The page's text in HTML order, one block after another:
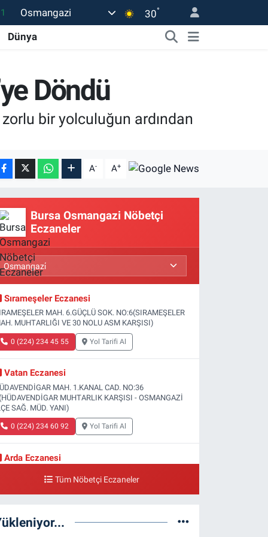
Osmangazi 30°
Dünya
Döndü
zorlu bir yolculuğun ardından
A- A+
Bursa Osmangazi Nöbetçi
Eczaneler
Sırameşeler Eczanesi
MAH. 6.GÜÇLÜ SOK. NO:6(SIRAMEŞELER
MUHTARLIĞI VE 30 NOLU ASM KARŞISI)
0 (224) 234 45 55 Yol Tarifi Al
Vatan Eczanesi
MAH. 1.KANAL CAD. NO:36
MUHTARLIK KARŞISI - OSMANGAZİ
SAĞ. MÜD. YANI)
0 (224) 234 60 92 Yol Tarifi Al
Arda Eczanesi
SAĞLIK OCAĞI YANI)
Türsel Eczanesi
Tüm Nöbetçi Eczaneler